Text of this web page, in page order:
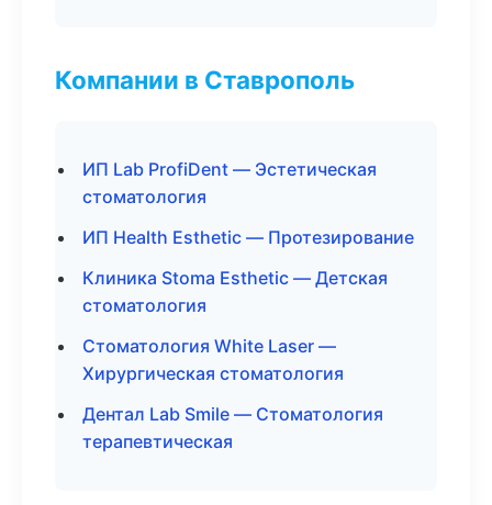
Компании в Ставрополь
ИП Lab ProfiDent — Эстетическая
стоматология
ИП Health Esthetic — Протезирование
Клиника Stoma Esthetic — Детская
стоматология
Стоматология White Laser —
Хирургическая стоматология
Дентал Lab Smile — Стоматология
терапевтическая